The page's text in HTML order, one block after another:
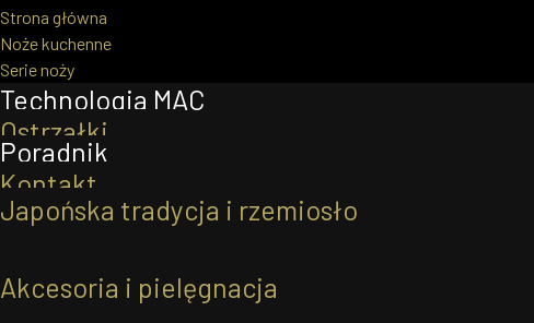
Strona główna
Noże kuchenne
Serie noży
Technologia MAC
Seria Nashiji
Akcesoria
Ostrzałki
Akcesoria
O nożach MAC
Poradnik
Pielęgnacja
Ostrzenie noży
Kontakt
Kontakt
współpracy
Blog
Japońska tradycja i rzemiosło
Akcesoria i pielęgnacja
Limitowany zestaw noży NF-201R
Kup Teraz